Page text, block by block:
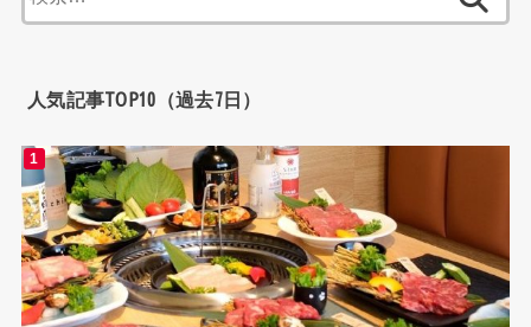
索:
人気記事TOP10（過去7日）